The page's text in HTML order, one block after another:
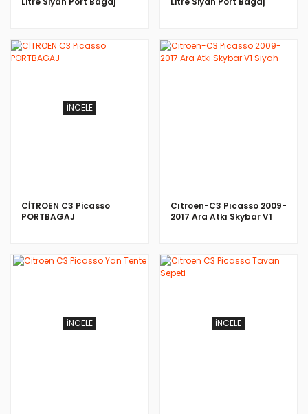
İNCELE
CİTROEN C3 Picasso
PORTBAGAJ
Cıtroen-C3 Pıcasso 2009-
2017 Ara Atkı Skybar V1
İNCELE İNCELE